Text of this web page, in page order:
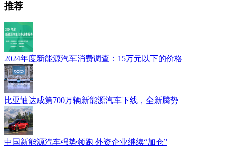
推荐
2024年度新能源汽车消费调查：15万元以下的价格
比亚迪达成第700万辆新能源汽车下线，全新腾势
中国新能源汽车强势领跑 外资企业继续“加仓”